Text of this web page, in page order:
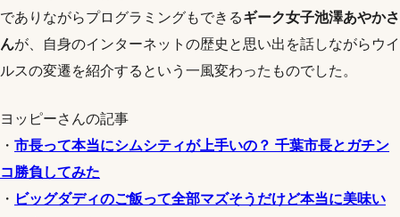
でありながらプログラミングもできるギーク女子池澤あやかさ
んが、自身のインターネットの歴史と思い出を話しながらウイ
ルスの変遷を紹介するという一風変わったものでした。
ヨッピーさんの記事
・ 市長って本当にシムシティが上手いの？ 千葉市長とガチン
コ勝負してみた
・ ビッグダディのご飯って全部マズそうだけど本当に美味い